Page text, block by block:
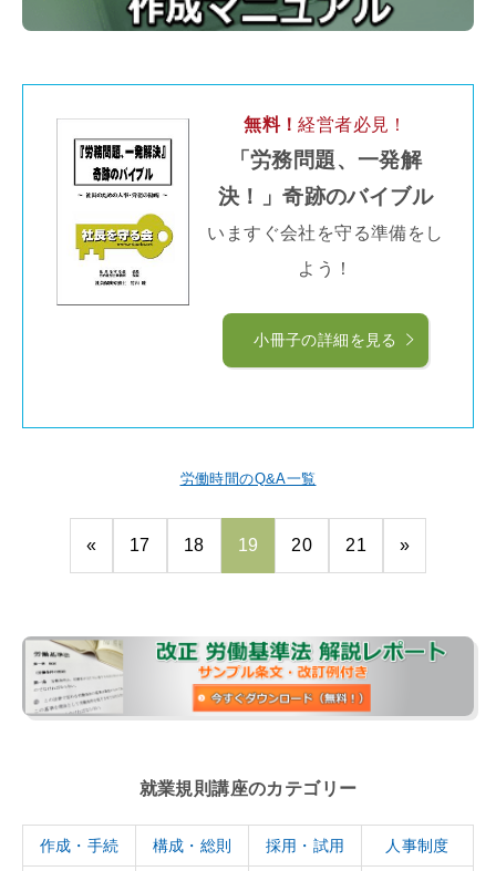
無料！経営者必見！
「労務問題、一発解
決！」奇跡のバイブル
いますぐ会社を守る準備をし
よう！
小冊子の詳細を見る
労働時間のQ&A一覧
« 17 18 19 20 21 »
就業規則講座のカテゴリー
作成・手続 構成・総則 採用・試用 人事制度